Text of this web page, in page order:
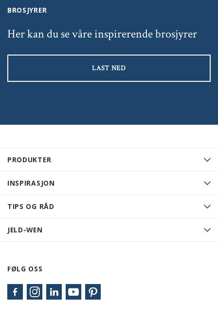
PRODUKTER
INSPIRASJON
TIPS OG RÅD
JELD-WEN
FØLG OSS
BROSJYRER
Her kan du se våre inspirerende brosjyrer
LAST NED